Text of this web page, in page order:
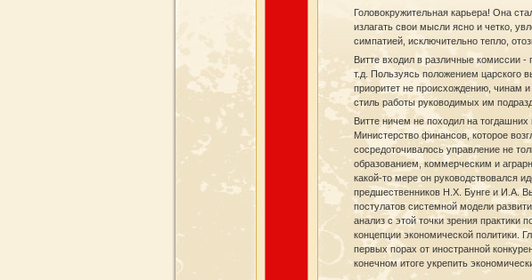
Головокружительная карьера! Она
излагать свои мысли ясно и четко,
симпатией, исключительно тепло,
Витте входил в различные комиссии
т.д. Пользуясь положением царского
приоритет не происхождению, чинам
стиль работы руководимых им
Витте ничем не походил на
Министерство финансов, которое
сосредоточивалось управление не
образованием, коммерческим и
какой-то мере он руководствовался
предшественников Н.Х. Бунге и И.А.
постулатов системной модели
анализ с этой точки зрения
концепции экономической политики.
первых порах от иностранной
конечном итоге укрепить